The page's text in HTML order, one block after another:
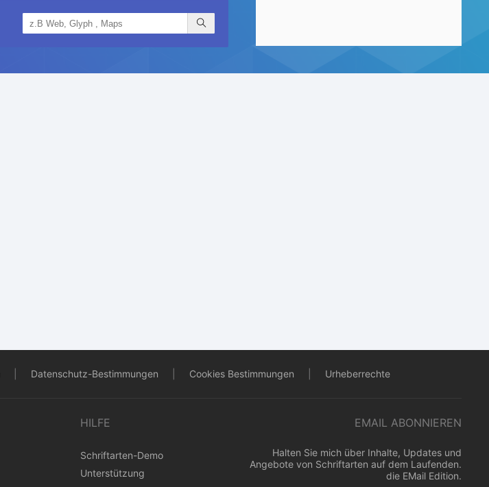
Datenschutz-Bestimmungen Cookies Bestimmungen Urheberrechte
HILFE
Schriftarten-Demo
Unterstützung
EMAIL ABONNIEREN
Halten Sie mich über Inhalte, Updates und
Angebote von Schriftarten auf dem Laufenden.
die EMail Edition.